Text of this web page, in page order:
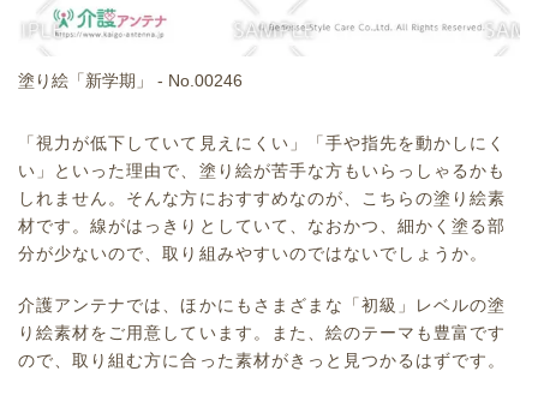
塗り絵「新学期」 - No.00246
「視力が低下していて見えにくい」「手や指先を動かしにく
い」といった理由で、塗り絵が苦手な方もいらっしゃるかも
しれません。そんな方におすすめなのが、こちらの塗り絵素
材です。線がはっきりとしていて、なおかつ、細かく塗る部
分が少ないので、取り組みやすいのではないでしょうか。
介護アンテナでは、ほかにもさまざまな「初級」レベルの塗
り絵素材をご用意しています。また、絵のテーマも豊富です
ので、取り組む方に合った素材がきっと見つかるはずです。